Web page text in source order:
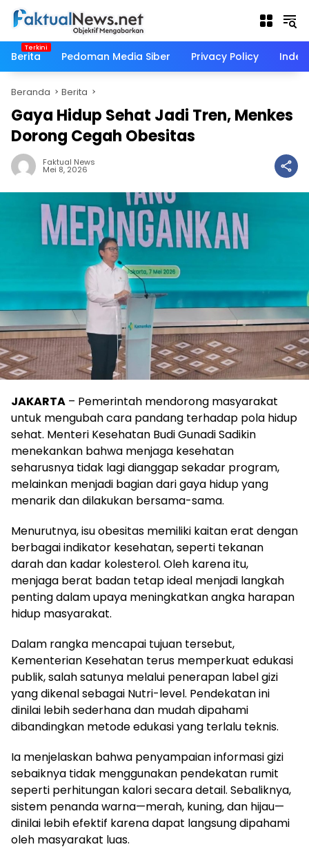
Langsung
Berita
Pedoman Media Siber Privacy Policy
Beranda Berita
Gaya Hidup Sehat Jadi Tren, Menkes
Dorong Cegah Obesitas
Faktual News
Mei 8, 2026
JAKARTA – Pemerintah mendorong masyarakat
untuk mengubah cara pandang terhadap pola hidup
sehat. Menteri Kesehatan Budi Gunadi Sadikin
menekankan bahwa menjaga kesehatan
seharusnya tidak lagi dianggap sekadar program,
melainkan menjadi bagian dari gaya hidup yang
menarik dan dilakukan bersama-sama.
Menurutnya, isu obesitas memiliki kaitan erat dengan
berbagai indikator kesehatan, seperti tekanan
darah dan kadar kolesterol. Oleh karena itu,
menjaga berat badan tetap ideal menjadi langkah
penting dalam upaya meningkatkan angka harapan
hidup masyarakat.
Dalam rangka mencapai tujuan tersebut,
Kementerian Kesehatan terus memperkuat edukasi
publik, salah satunya melalui penerapan label gizi
yang dikenal sebagai Nutri-level. Pendekatan ini
dinilai lebih sederhana dan mudah dipahami
dibandingkan metode edukasi yang terlalu teknis.
Ia menjelaskan bahwa penyampaian informasi gizi
sebaiknya tidak menggunakan pendekatan rumit
seperti perhitungan kalori secara detail. Sebaliknya,
sistem penanda warna—merah, kuning, dan hijau—
dinilai lebih efektif karena dapat langsung dipahami
oleh masyarakat luas.